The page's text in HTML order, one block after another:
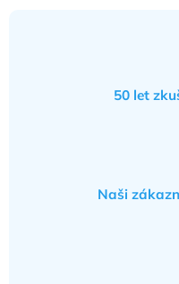
50 let
Naši